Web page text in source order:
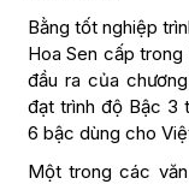
Bằng tốt nghiệp
Hoa Sen cấp
đầu ra của
đạt trình độ Bậc 3
6 bậc dùng cho
Một trong các